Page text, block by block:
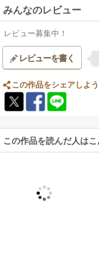
みんなのレビュー
レビュー募集中！
レビューを書く
この作品をシェアしよう
この作品を読んだ人は